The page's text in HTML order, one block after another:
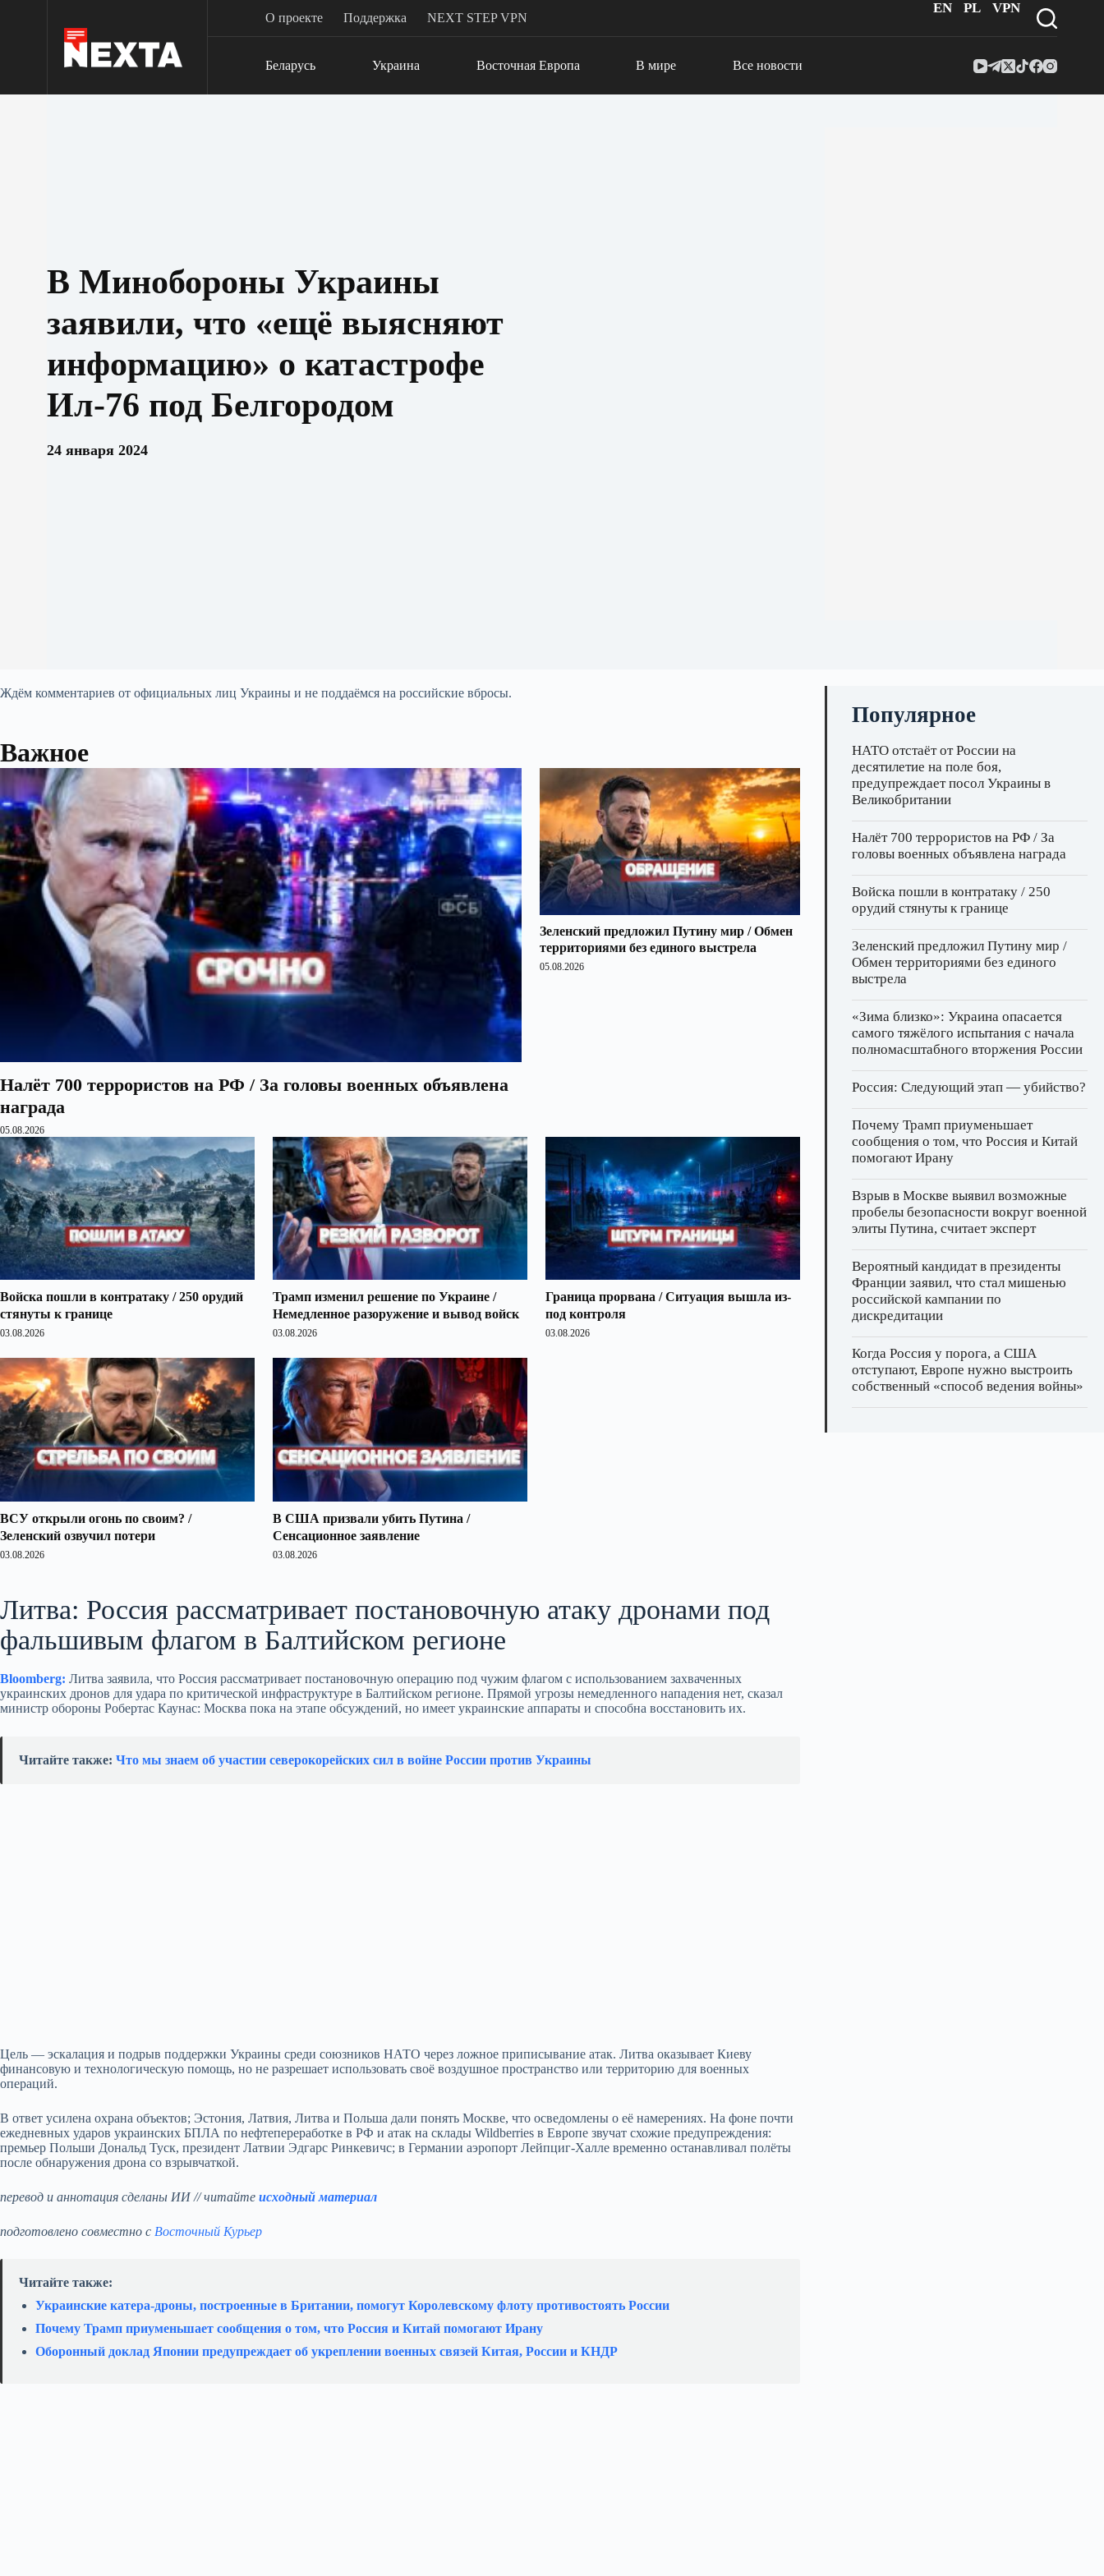
О проекте Поддержка NEXT STEP VPN
EN PL VPN
Беларусь Украина Восточная Европа В мире Все новости
В Минобороны Украины
заявили, что «ещё выясняют
информацию» о катастрофе
Ил-76 под Белгородом
24 января 2024
Ждём комментариев от официальных лиц Украины и не поддаёмся на российские вбросы.
Важное
Налёт 700 террористов на РФ / За головы военных объявлена
награда
05.08.2026
Зеленский предложил Путину мир / Обмен
территориями без единого выстрела
05.08.2026
Войска пошли в контратаку / 250 орудий
стянуты к границе
03.08.2026
Трамп изменил решение по Украине /
Немедленное разоружение и вывод войск
03.08.2026
Граница прорвана / Ситуация вышла из-
под контроля
03.08.2026
ВСУ открыли огонь по своим? /
Зеленский озвучил потери
03.08.2026
В США призвали убить Путина /
Сенсационное заявление
03.08.2026
Литва: Россия рассматривает постановочную атаку дронами под
фальшивым флагом в Балтийском регионе
Bloomberg: Литва заявила, что Россия рассматривает постановочную операцию под чужим флагом с использованием захваченных
украинских дронов для удара по критической инфраструктуре в Балтийском регионе. Прямой угрозы немедленного нападения нет, сказал
министр обороны Робертас Каунас: Москва пока на этапе обсуждений, но имеет украинские аппараты и способна восстановить их.
Читайте также: Что мы знаем об участии северокорейских сил в войне России против Украины
Цель — эскалация и подрыв поддержки Украины среди союзников НАТО через ложное приписывание атак. Литва оказывает Киеву
финансовую и технологическую помощь, но не разрешает использовать своё воздушное пространство или территорию для военных
операций.
В ответ усилена охрана объектов; Эстония, Латвия, Литва и Польша дали понять Москве, что осведомлены о её намерениях. На фоне почти
ежедневных ударов украинских БПЛА по нефтепереработке в РФ и атак на склады Wildberries в Европе звучат схожие предупреждения:
премьер Польши Дональд Туск, президент Латвии Эдгарс Ринкевичс; в Германии аэропорт Лейпциг-Халле временно останавливал полёты
после обнаружения дрона со взрывчаткой.
перевод и аннотация сделаны ИИ // читайте исходный материал
подготовлено совместно с Восточный Курьер
Читайте также:
Украинские катера‑дроны, построенные в Британии, помогут Королевскому флоту противостоять России
Почему Трамп приуменьшает сообщения о том, что Россия и Китай помогают Ирану
Оборонный доклад Японии предупреждает об укреплении военных связей Китая, России и КНДР
Популярное
НАТО отстаёт от России на
десятилетие на поле боя,
предупреждает посол Украины в
Великобритании
Налёт 700 террористов на РФ / За
головы военных объявлена награда
Войска пошли в контратаку / 250
орудий стянуты к границе
Зеленский предложил Путину мир /
Обмен территориями без единого
выстрела
«Зима близко»: Украина опасается
самого тяжёлого испытания с начала
полномасштабного вторжения России
Россия: Следующий этап — убийство?
Почему Трамп приуменьшает
сообщения о том, что Россия и Китай
помогают Ирану
Взрыв в Москве выявил возможные
пробелы безопасности вокруг военной
элиты Путина, считает эксперт
Вероятный кандидат в президенты
Франции заявил, что стал мишенью
российской кампании по
дискредитации
Когда Россия у порога, а США
отступают, Европе нужно выстроить
собственный «способ ведения войны»